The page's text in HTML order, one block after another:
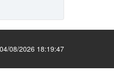
08/2026 18:19:47